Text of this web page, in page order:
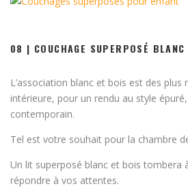
08 | COUCHAGE SUPERPOSÉ BLANC
L’association blanc et bois est des plus
intérieure, pour un rendu au style
contemporain.
Tel est votre souhait pour la chambre
Un lit superposé blanc et bois tombera
répondre à vos attentes.